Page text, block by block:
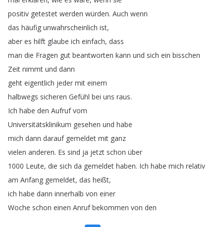
positiv getestet werden würden. Auch wenn
das häufig unwahrscheinlich ist,
aber es hilft glaube ich einfach, dass
man die Fragen gut beantworten kann und sich ein bisschen
Zeit nimmt und dann
geht eigentlich jeder mit einem
halbwegs sicheren Gefühl bei uns raus.
Ich habe den Aufruf vom
Universitätsklinikum gesehen und habe
mich dann darauf gemeldet mit ganz
vielen anderen. Es sind ja jetzt schon über
1000 Leute, die sich da gemeldet haben. Ich habe mich relativ
am Anfang gemeldet, das heißt,
ich habe dann innerhalb von einer
Woche schon einen Anruf bekommen von den